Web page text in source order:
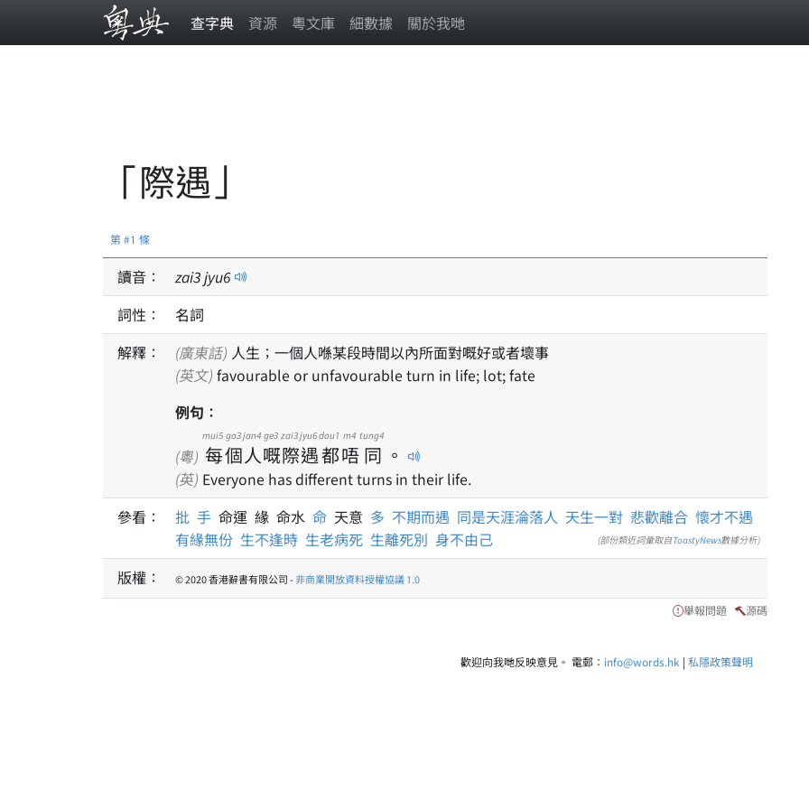
查字典 資源 粵文庫 細數據 關於我哋
「際遇」
第 #1 條
讀音： zai3jyu6
詞性：
名詞
解釋：
(廣東話) 人生；一個人喺某段時間以內所面對嘅好或者壞事
(英文) favourable or unfavourable turn in life; lot; fate
例句：
(粵) 每
mui5
個
go3
人
jan4
嘅
ge3
際
zai3
遇
jyu6
都
dou1
唔
m4
同
tung4
。
(英) Everyone has different turns in their life.
參看：
批 手 命運 緣 命水 命 天意 多 不期而遇 同是天涯淪落人 天生一對 悲歡離合 懷才不遇
有緣無份 生不逢時 生老病死 生離死別 身不由己 (部份類近詞彙取自ToastyNews數據分析)
版權： © 2020 香港辭書有限公司 -非商業開放資料授權協議 1.0
舉報問題 源碼
歡迎向我哋反映意見。 電郵： info@words.hk | 私隱政策聲明